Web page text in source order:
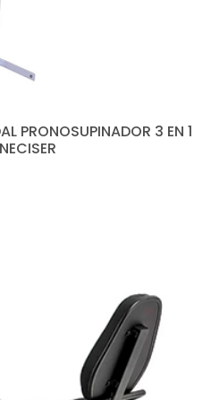
PRONOSUPINADOR 3 EN 1